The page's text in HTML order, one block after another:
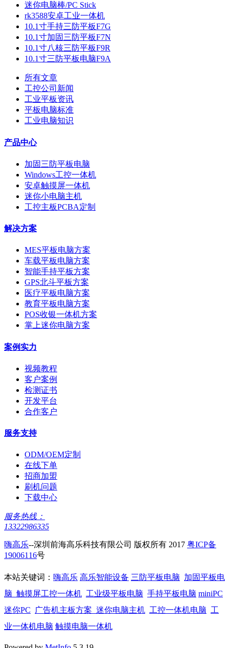
迷你电脑棒/PC Stick
rk3588安卓工业一体机
10.1寸手持三防平板F7G
10.1寸加固三防平板F7N
10.1寸八核三防平板F9R
10.1寸三防平板电脑F9A
所有文章
工控公司新闻
工业平板资讯
平板电脑标准
工业电脑知识
产品中心
加固三防平板电脑
Windows工控一体机
安卓触摸屏一体机
迷你小电脑主机
工控主板PCBA定制
解决方案
MES平板电脑方案
车载平板电脑方案
智能手持平板方案
GPS北斗平板方案
医疗平板电脑方案
教育平板电脑方案
POS收银一体机方案
掌上迷你电脑方案
案例实力
视频教程
客户案例
检测证书
开发平台
合作客户
服务支持
ODM/OEM定制
在线下单
招商加盟
刷机问题
下载中心
服务热线：
13322986335
嗨高乐--深圳前海高乐科技有限公司 版权所有 2017 粤ICP备
19006116号
本站关键词： 嗨高乐 高乐智能设备 三防平板电脑 加固平板电
脑 触摸屏工控一体机 工业级平板电脑 手持平板电脑 miniPC
迷你PC 广告机主板方案 迷你电脑主机 工控一体机电脑 工
业一体机电脑 触摸电脑一体机